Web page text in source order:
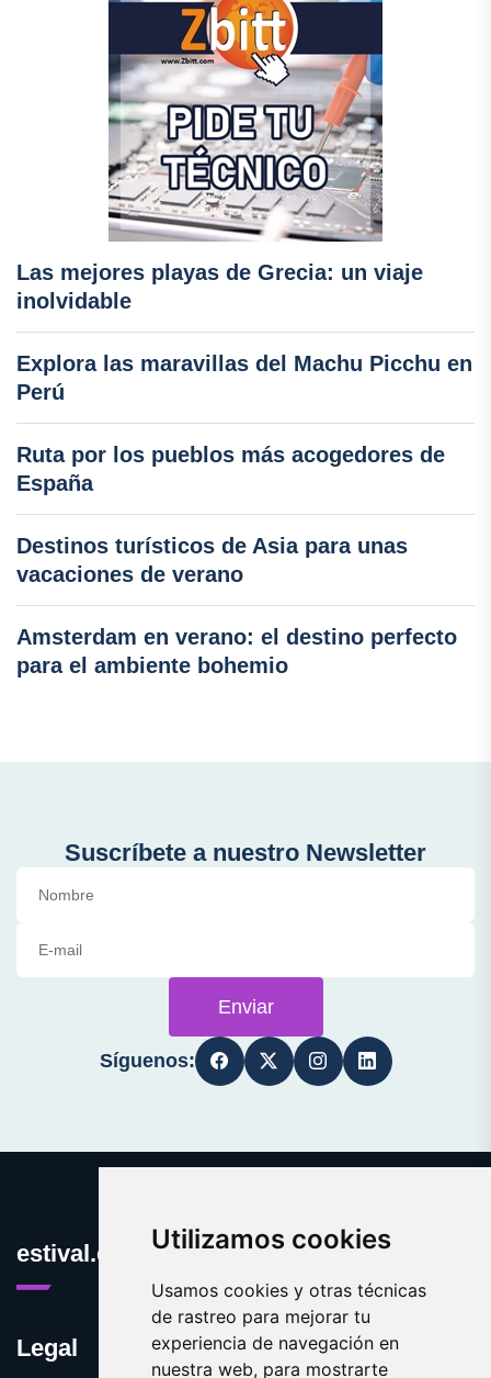
Utilizamos cookies
Usamos cookies y otras técnicas
de rastreo para mejorar tu
experiencia de navegación en
nuestra web, para mostrarte
Las mejores playas de Grecia: un viaje
inolvidable
Explora las maravillas del Machu Picchu en
Perú
Ruta por los pueblos más acogedores de
España
Destinos turísticos de Asia para unas
vacaciones de verano
Amsterdam en verano: el destino perfecto
para el ambiente bohemio
Suscríbete a nuestro Newsletter
Enviar
Síguenos:
estival.es
Legal